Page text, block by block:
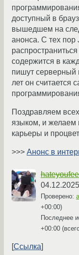
доступный в
вышедшем на
анонса. С тех пор
содержится в
пишут серверный
лет он
Поздравляем
языком, и
карьеры и
>>> Анонс в
Проверено:
+00:00)
Последнее
+00:00
Ссылка